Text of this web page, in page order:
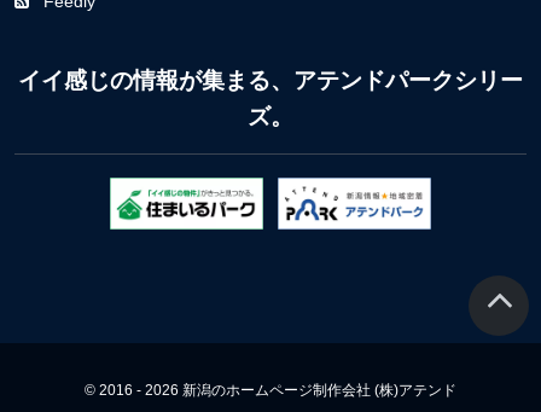
イイ感じの情報が集まる、アテンドパークシリー
ズ。
© 2016 - 2026 新潟のホームページ制作会社 (株)アテンド